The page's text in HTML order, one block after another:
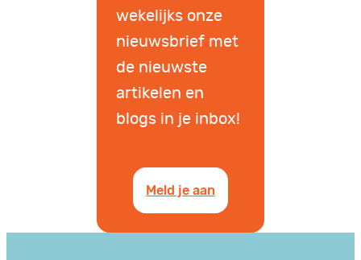
wekelijks onze
nieuwsbrief met
de nieuwste
artikelen en
blogs in je inbox!
Meld je aan